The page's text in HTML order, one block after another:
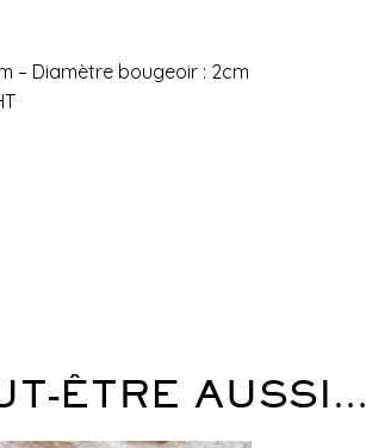
– Diamètre bougeoir : 2cm
ÊTRE AUSSI…